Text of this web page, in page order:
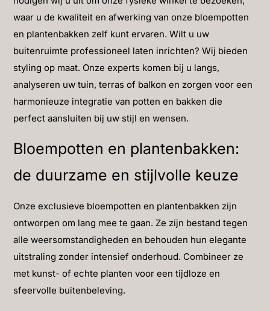
waar u de kwaliteit en afwerking van onze bloempotten
en plantenbakken zelf kunt ervaren. Wilt u uw
buitenruimte professioneel laten inrichten? Wij bieden
styling op maat. Onze experts komen bij u langs,
analyseren uw tuin, terras of balkon en zorgen voor een
harmonieuze integratie van potten en bakken die
perfect aansluiten bij uw stijl en wensen.
Bloempotten en plantenbakken:
de duurzame en stijlvolle keuze
Onze exclusieve bloempotten en plantenbakken zijn
ontworpen om lang mee te gaan. Ze zijn bestand tegen
alle weersomstandigheden en behouden hun elegante
uitstraling zonder intensief onderhoud. Combineer ze
met kunst- of echte planten voor een tijdloze en
sfeervolle buitenbeleving.